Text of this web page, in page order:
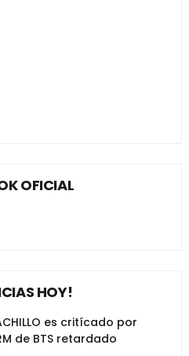
OFICIAL
HOY!
es critícado por
de BTS retardado